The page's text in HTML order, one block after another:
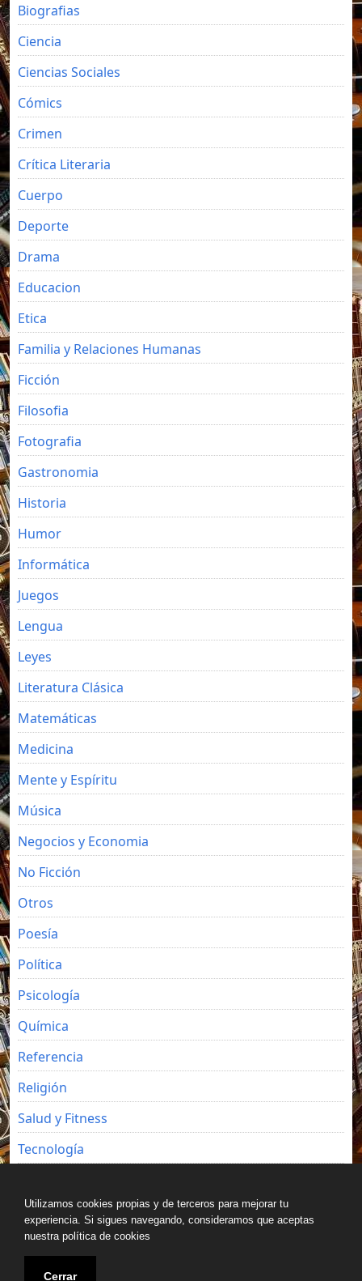
Biografias
Ciencia
Ciencias Sociales
Cómics
Crimen
Crítica Literaria
Cuerpo
Deporte
Drama
Educacion
Etica
Familia y Relaciones Humanas
Ficción
Filosofia
Fotografia
Gastronomia
Historia
Humor
Informática
Juegos
Lengua
Leyes
Literatura Clásica
Matemáticas
Medicina
Mente y Espíritu
Música
Negocios y Economia
No Ficción
Otros
Poesía
Política
Psicología
Química
Referencia
Religión
Salud y Fitness
Tecnología
Utilizamos cookies propias y de terceros para mejorar tu
experiencia. Si sigues navegando, consideramos que aceptas
nuestra política de cookies
Cerrar